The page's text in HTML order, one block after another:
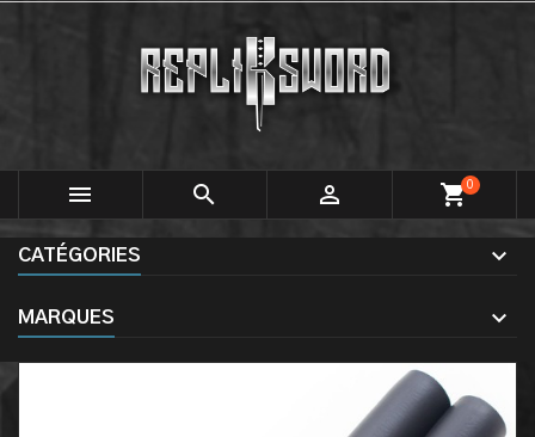
   shopping_cart0
CATÉGORIES
MARQUES